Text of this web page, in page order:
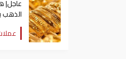
عاجل|
واحدة